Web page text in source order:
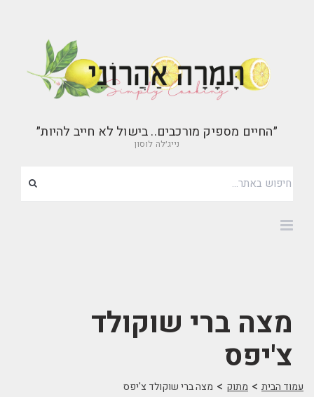
״החיים מספיק מורכבים.. בישול לא חייב להיות״
נייג׳לה לוסון
מצה ברי שוקולד
צ'יפס
עמוד הבית > מתוק > מצה ברי שוקולד צ'יפס